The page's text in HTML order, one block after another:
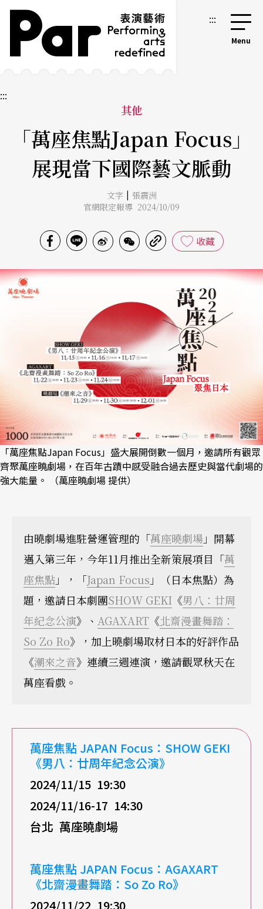
跳到主要內容區塊
網站導覽 :::
:::
其他
「萬座焦點Japan Focus」
展現當下國際藝文脈動
文字 | 張震洲
官網限定報導 2024/10/09
收藏
「萬座焦點Japan Focus」盛大展開倒數一個月，邀請所有觀眾
齊聚萬座曉劇場，在百年古蹟中感受融合過去歷史與當代劇場的
強大能量。 （萬座曉劇場 提供）
由曉劇場進駐營運管理的「萬座曉劇場 」開幕
邁入第三年，今年11月推出全新策展項目「萬
座焦點 」，「Japan Focus 」（日本焦點）為
題，邀請日本劇團SHOW GEKI 《男八：廿周
年紀念公演》、 AGAXART 《北齋漫畫舞踏：
So Zo Ro》，加上曉劇場取材日本的好評作品
《潮來之音》連續三週連演，邀請觀眾秋天在
萬座看戲。
萬座焦點 JAPAN Focus：SHOW GEKI
《男八：廿周年紀念公演》
2024/11/15 19:30
2024/11/16-17 14:30
台北 萬座曉劇場
萬座焦點 JAPAN Focus：AGAXART
《北齋漫畫舞踏：So Zo Ro》
2024/11/22 19:30